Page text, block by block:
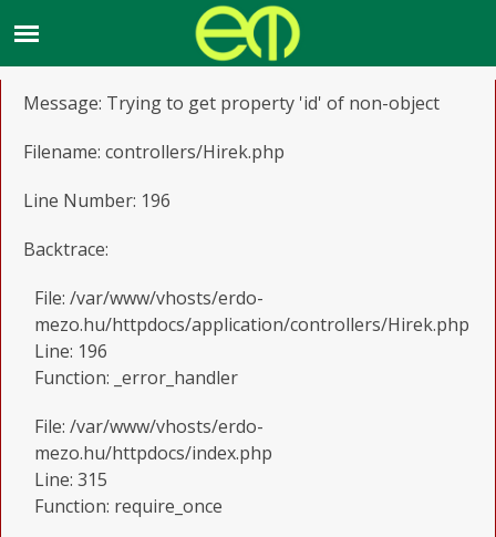
A PHP Error was encountered
Message: Trying to get property 'id' of non-object
Filename: controllers/Hirek.php
Line Number: 196
Backtrace:
File: /var/www/vhosts/erdo-
mezo.hu/httpdocs/application/controllers/Hirek.php
Line: 196
Function: _error_handler
File: /var/www/vhosts/erdo-
mezo.hu/httpdocs/index.php
Line: 315
Function: require_once